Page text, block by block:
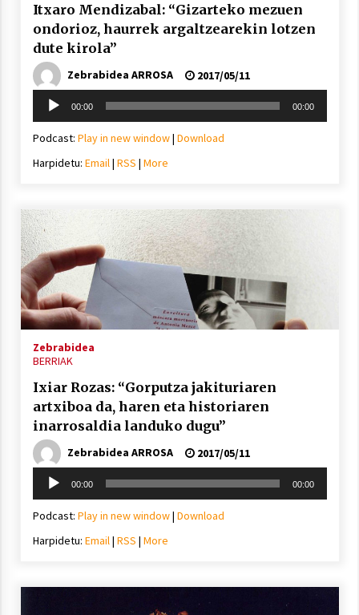
2021/10/04
Berria egunkarian elkarrizketa
Hala Bedi irratiko Hizpidea saioan
Arrosaren 20 urteez
Itxaro Mendizabal: “Gizarteko mezuen
ondorioz, haurrek argaltzearekin lotzen
dute kirola”
Zebrabidea ARROSA
2017/05/11
Soinu
erreproduzigailua
00:00 00:00
Podcast: Play in new window| Download
Harpidetu: Email| RSS | More
Zebrabidea
BERRIAK
Ixiar Rozas: “Gorputza jakituriaren
artxiboa da, haren eta historiaren
inarrosaldia landuko dugu”
Zebrabidea ARROSA
2017/05/11
Soinu
erreproduzigailua
00:00 00:00
Podcast: Play in new window| Download
Harpidetu: Email| RSS | More